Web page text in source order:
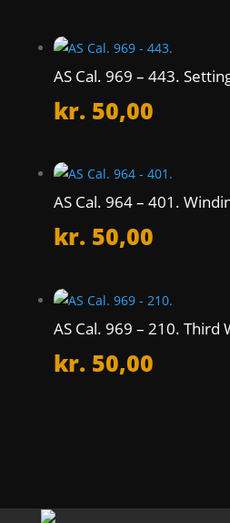
AS Cal. 969 – 443.
kr. 50,00
AS Cal. 964 – 401.
kr. 50,00
AS Cal. 969 – 210. Third
kr. 50,00